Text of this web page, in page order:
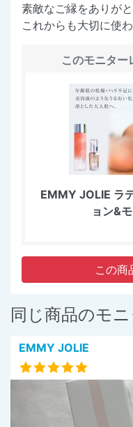
素敵なご縁をありが
これからも大切に使
このモニター
EMMY JOLIE ラ
ョン&
この商
同じ商品のモ
EMMY JOLIE